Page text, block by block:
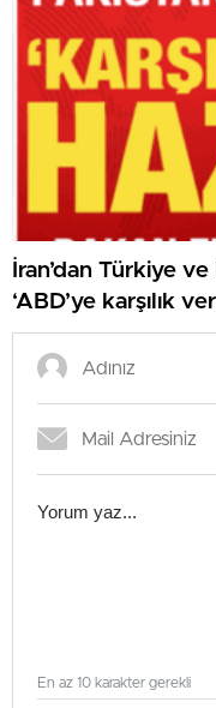
İran’dan Türkiye
‘ABD’ye karşılık
En az 10 karakter gerekli